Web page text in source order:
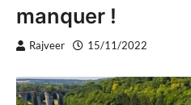
manquer !
Rajveer 15/11/2022